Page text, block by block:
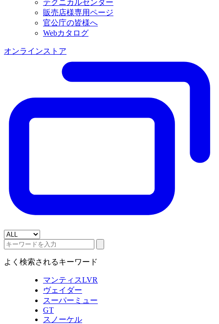
テクニカルセンター
販売店様専用ページ
官公庁の皆様へ
Webカタログ
オンラインストア
よく検索されるキーワード
マンティスLVR
ヴェイダー
スーパーミュー
GT
スノーケル